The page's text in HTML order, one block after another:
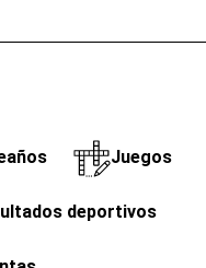
Juegos
deportivos